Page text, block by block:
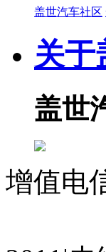
盖世汽车社区
关于
盖世
增值电